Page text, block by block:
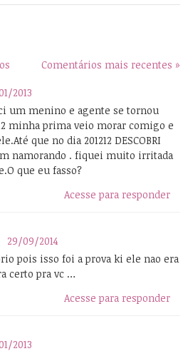
Comentários mais recentes »
2013
um menino e agente se tornou
minha prima veio morar comigo e
que no dia 201212 DESCOBRI
namorando . fiquei muito irritada
que eu fasso?
Acesse para responder
29/09/2014
pois isso foi a prova ki ele nao era
certo pra vc …
Acesse para responder
2013